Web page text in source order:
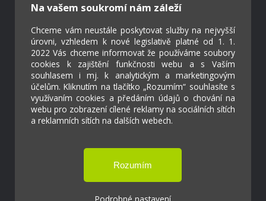
Na vašem soukromí nám záleží
Chceme vám neustále poskytovat služby na nejvyšší
úrovni, vzhledem k nové legislativě platné od 1. 1.
2022 Vás chceme informovat že používáme soubory
cookies k zajištění funkčnosti webu a s Vaším
souhlasem i mj. k analytickým a marketingovým
účelům. Kliknutím na tlačítko „Rozumím“ souhlasíte s
využívaním cookies a předáním údajů o chování na
webu pro zobrazení cílené reklamy na sociálních sítích
a reklamních sítích na dalších webech.
Projekty
Virtuální prohlídka
Cookies
Přístupnost
Přihlášení
Základní škola a Mateřská škola Ostrožská